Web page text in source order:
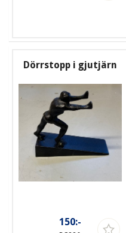
Dörrstopp i gjutjärn
150:-